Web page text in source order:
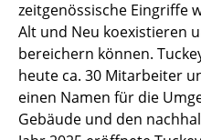
zeitgenössische Eingriffe
Alt und Neu koexistieren
bereichern können.
heute ca. 30 Mitarbeiter
einen Namen für die
Gebäude und den